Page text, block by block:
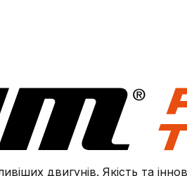
двигунів. Якість та